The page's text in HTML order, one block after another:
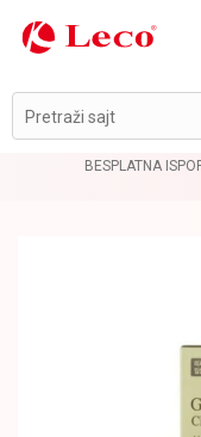
Pretraži sajt
BESPLATNA